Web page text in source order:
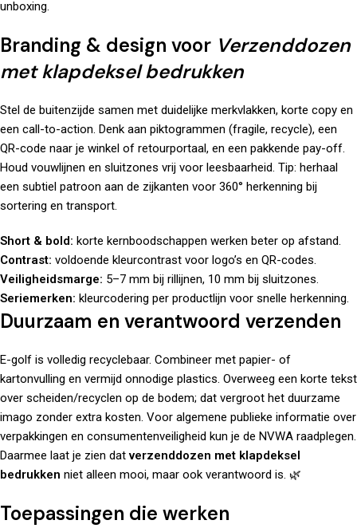
unboxing.
Branding & design voor Verzenddozen
met klapdeksel bedrukken
Stel de buitenzijde samen met duidelijke merkvlakken, korte copy en
een call-to-action. Denk aan piktogrammen (fragile, recycle), een
QR-code naar je winkel of retourportaal, en een pakkende pay-off.
Houd vouwlijnen en sluitzones vrij voor leesbaarheid. Tip: herhaal
een subtiel patroon aan de zijkanten voor 360° herkenning bij
sortering en transport.
Short & bold: korte kernboodschappen werken beter op afstand.
Contrast: voldoende kleurcontrast voor logo’s en QR-codes.
Veiligheidsmarge: 5–7 mm bij rillijnen, 10 mm bij sluitzones.
Seriemerken: kleurcodering per productlijn voor snelle herkenning.
Duurzaam en verantwoord verzenden
E-golf is volledig recyclebaar. Combineer met papier- of
kartonvulling en vermijd onnodige plastics. Overweeg een korte tekst
over scheiden/recyclen op de bodem; dat vergroot het duurzame
imago zonder extra kosten. Voor algemene publieke informatie over
verpakkingen en consumentenveiligheid kun je de NVWA raadplegen.
Daarmee laat je zien datverzenddozen met klapdeksel
bedrukken niet alleen mooi, maar ook verantwoord is. 🌿
Toepassingen die werken